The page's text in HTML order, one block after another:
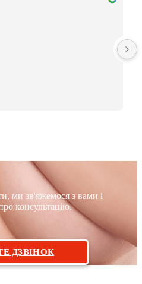
ми зв'яжемося з вами і
консультацію.
ДЗВІНОК